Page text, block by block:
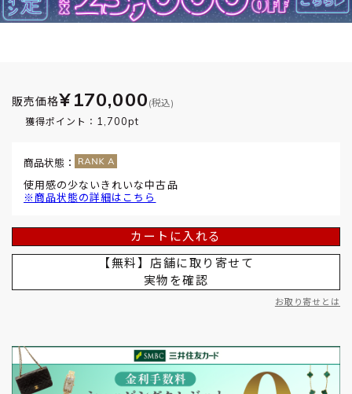
販売価格¥170,000 (税込)
獲得ポイント： 1,700pt
商品状態：
使用感の少ないきれいな中古品
※商品状態の詳細はこちら
カートに入れる
【無料】店舗に取り寄せて
実物を確認
お取り寄せとは